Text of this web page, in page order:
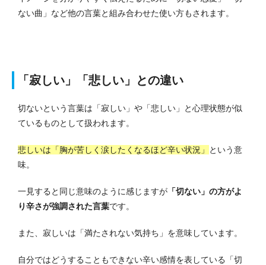
ない曲」など他の言葉と組み合わせた使い方もされます。
「寂しい」「悲しい」との違い
切ないという言葉は「寂しい」や「悲しい」と心理状態が似
ているものとして扱われます。
悲しいは「胸が苦しく涙したくなるほど辛い状況」
という意
味。
一見すると同じ意味のように感じますが 「切ない」の方がよ
り辛さが強調された言葉です。
また、寂しいは「満たされない気持ち」を意味しています。
自分ではどうすることもできない辛い感情を表している「切